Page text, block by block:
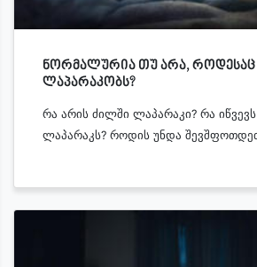
ნორმალურია თუ არა, როდესაც
ლაპარაკობს?
რა არის ძილში ლაპარაკი? რა
ლაპარაკს? როდის უნდა